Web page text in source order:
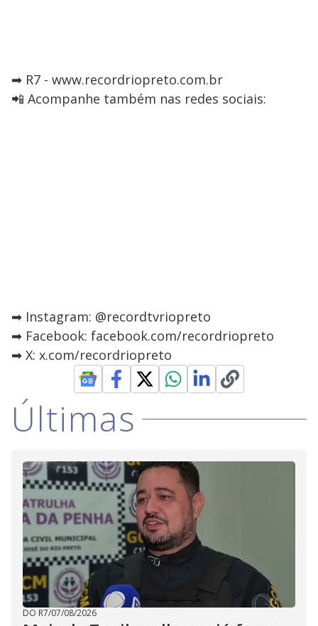
➡ R7 - www.recordriopreto.com.br
📲 Acompanhe também nas redes sociais:
➡ Instagram: @recordtvriopreto
➡ Facebook: facebook.com/recordriopreto
➡ X: x.com/recordriopreto
Últimas
DO R7/07/08/2026